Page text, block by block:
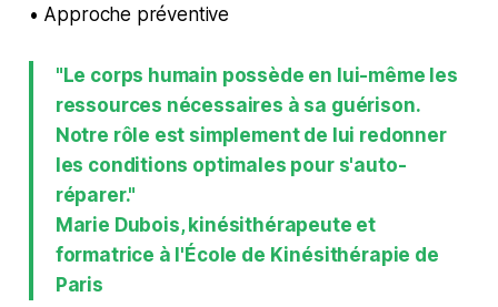
• Approche préventive
"Le corps humain possède en lui-même les
ressources nécessaires à sa guérison.
Notre rôle est simplement de lui redonner
les conditions optimales pour s'auto-
réparer."
Marie Dubois, kinésithérapeute et
formatrice à l'École de Kinésithérapie de
Paris